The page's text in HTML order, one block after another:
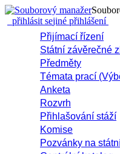
přihlásit sejiné přihlášení
Přijímací řízení
Státní závěrečné
Předměty
Témata prací
Anketa
Rozvrh
Přihlašování stáží
Komise
Pozvánky na